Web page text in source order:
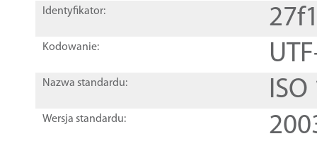
Identyfikator:
Kodowanie:
Nazwa standardu:
Wersja standardu: